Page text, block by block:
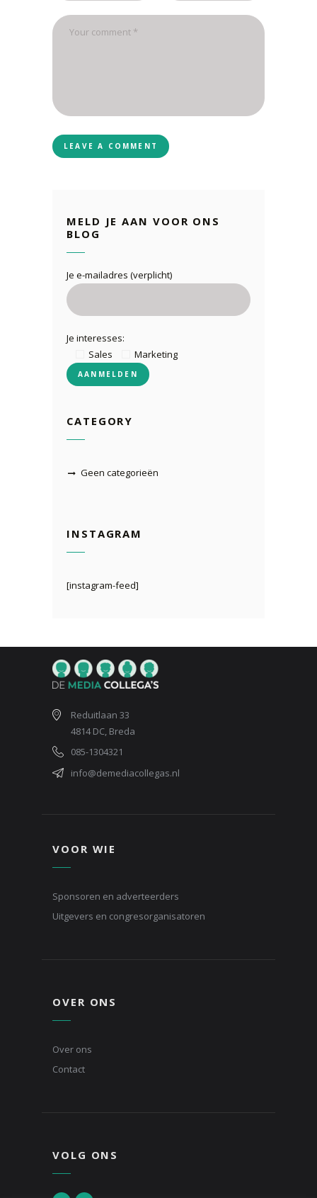
MELD JE AAN VOOR ONS
BLOG
Je e-mailadres (verplicht)
Je interesses:
Sales
Marketing
CATEGORY
Geen categorieën
INSTAGRAM
[instagram-feed]
Reduitlaan 33
4814 DC, Breda
085-1304321
info@demediacollegas.nl
VOOR WIE
Sponsoren en adverteerders
Uitgevers en congresorganisatoren
OVER ONS
Over ons
Contact
VOLG ONS